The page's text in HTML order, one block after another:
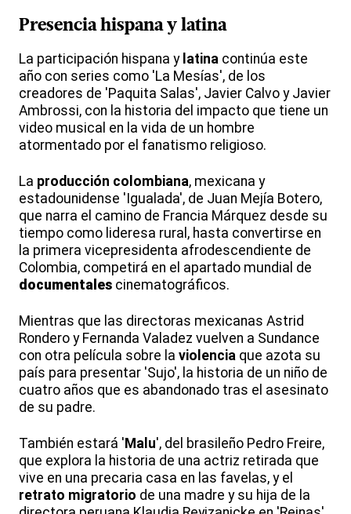
Presencia hispanay latina
La participación hispana y latina continúa este
año con series como 'La Mesías', de los
creadores de 'Paquita Salas', Javier Calvo y Javier
Ambrossi, con la historia del impacto que tiene un
video musical en la vida de un hombre
atormentado por el fanatismo religioso.
La producción colombiana, mexicana y
estadounidense 'Igualada', de Juan Mejía Botero,
que narra el camino de Francia Márquez desde su
tiempo como lideresa rural, hasta convertirse en
la primera vicepresidenta afrodescendiente de
Colombia, competirá en el apartado mundial de
documentales cinematográficos.
Mientras que las directoras mexicanas Astrid
Rondero y Fernanda Valadez vuelven a Sundance
con otra película sobre la violencia que azota su
país para presentar 'Sujo', la historia de un niño de
cuatro años que es abandonado tras el asesinato
de su padre.
También estará ' Malu', del brasileño Pedro Freire,
que explora la historia de una actriz retirada que
vive en una precaria casa en las favelas, y el
retrato migratorio de una madre y su hija de la